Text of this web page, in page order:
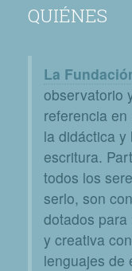
QUIÉNES
La
observatorio
referencia
la didáctica
escritura.
todos los
serlo, son
dotados
y creativa
lenguajes de